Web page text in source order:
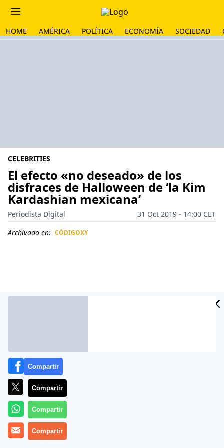
HOME AMÉRICA POLÍTICA ECONOMÍA SOCIEDAD
CELEBRITIES
El efecto «no deseado» de los
disfraces de Halloween de ‘la Kim
Kardashian mexicana’
Periodista Digital
31 Oct 2019 - 14:00 CET
Archivado en: CÓDIGOXY
Más información
Compartir
Compartir
Compartir
Compartir